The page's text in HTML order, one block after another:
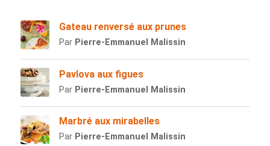
Gateau renversé aux prunes
Par Pierre-Emmanuel Malissin
Pavlova aux figues
Par Pierre-Emmanuel Malissin
Marbré aux mirabelles
Par Pierre-Emmanuel Malissin